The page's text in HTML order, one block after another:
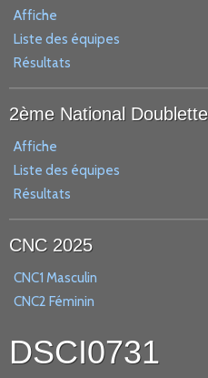
Affiche
Liste des équipes
Résultats
2ème National
Affiche
Liste des équipes
Résultats
CNC 2025
CNC1 Masculin
CNC2 Féminin
DSCI0731